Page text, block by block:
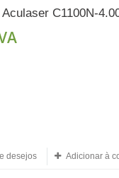
C1100N-
desejos Adicionar à